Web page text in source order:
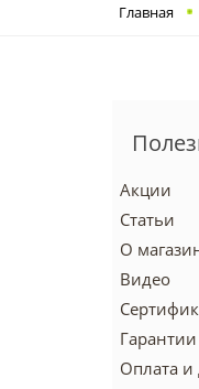
Главная
Акции
Статьи
О
Видео
Гарантии
Оплата и